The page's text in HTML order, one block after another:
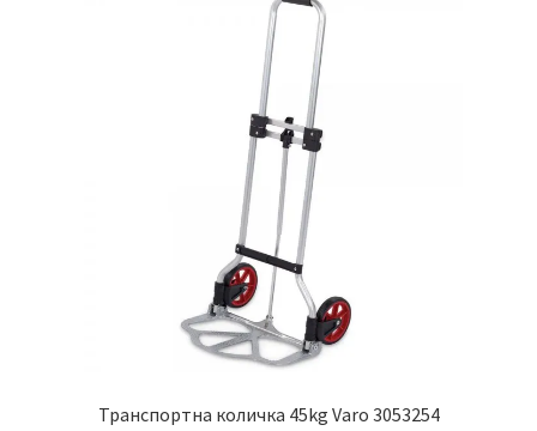
Транспортна количка 45kg Varo 3053254